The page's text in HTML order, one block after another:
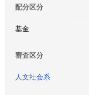
配分区分
基金
審査区分
人文社会系